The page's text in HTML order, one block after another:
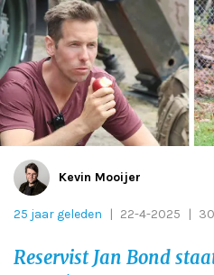
Drukkerij NIVO
Zakelijk
Overledenen
Overige
VacaturesKevin Mooijer
25 jaar geleden | 22-4-2025 |
Reservist Jan Bond